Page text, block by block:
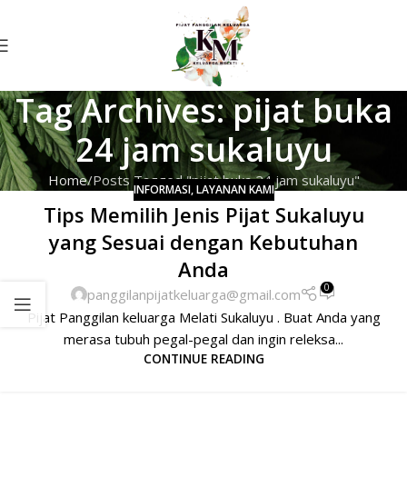
Tag Archives: pijat buka
24 jam sukaluyu
Home Posts Tagged "pijat buka 24 jam sukaluyu"
INFORMASI,LAYANAN KAMI
Tips Memilih Jenis Pijat Sukaluyu
yang Sesuai dengan Kebutuhan
Anda
panggilanpijatkeluarga@gmail.com 0
Pijat Panggilan keluarga Melati Sukaluyu . Buat Anda yang
merasa tubuh pegal-pegal dan ingin releksa...
CONTINUE READING